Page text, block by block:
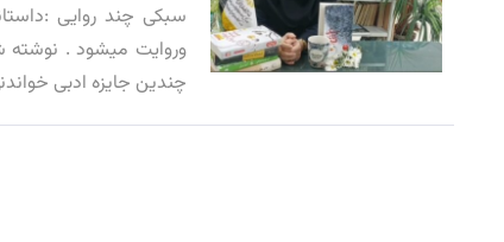
سبکی چند روایی
وروایت میشود . نوشته
چندین جایزه ادبی